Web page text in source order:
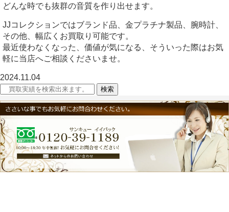
どんな時でも抜群の音質を作り出せます。
JJコレクションではブランド品、金プラチナ製品、腕時計、
その他、幅広くお買取り可能です。
最近使わなくなった、価値が気になる、そういった際はお気
軽に当店へご相談くださいませ。
2024.11.04